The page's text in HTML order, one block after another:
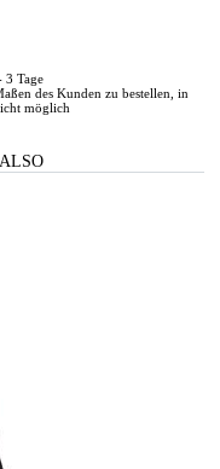
3 Tage
des Kunden zu bestellen, in
möglich